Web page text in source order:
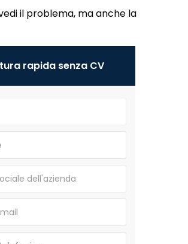
il problema, ma anche la
rapida senza CV